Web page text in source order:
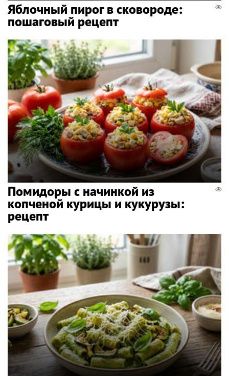
Яблочный пирог в сковороде:
пошаговый рецепт
Помидоры с начинкой из
копченой курицы и кукурузы:
рецепт